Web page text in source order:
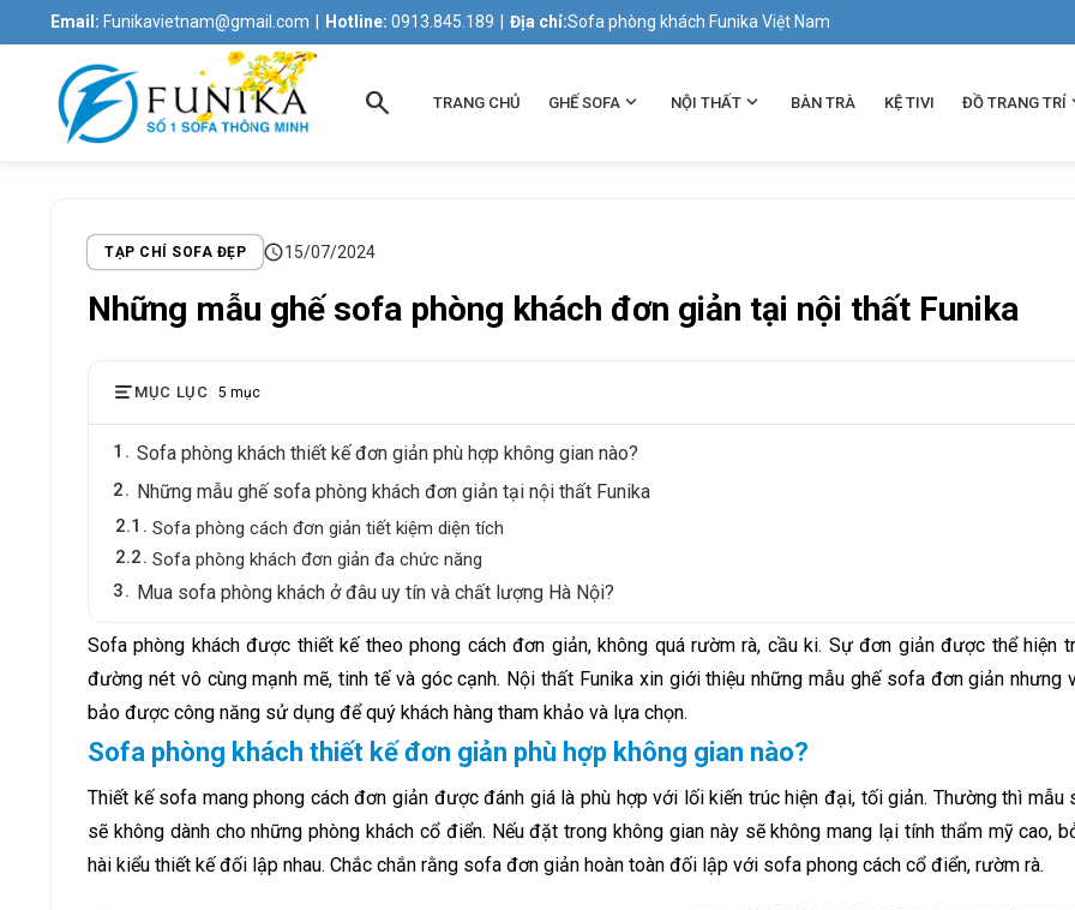
Email: Funikavietnam@gmail.com Hotline: 0913.845.189 Địa chỉ:Sofa phòng khách Funika Việt Nam
search TRANG CHỦ GHẾ SOFA NỘI THẤT BÀN TRÀ KỆ TIVI ĐỒ TRANG TRÍ
TẠP CHÍ SOFA ĐẸP schedule15/07/2024
Những mẫu ghế sofa phòng khách đơn giản tại nội thất Funika
MỤC LỤC 5 mục
1 Sofa phòng khách thiết kế đơn giản phù hợp không gian nào?
2 Những mẫu ghế sofa phòng khách đơn giản tại nội thất Funika
2.1
Sofa phòng cách đơn giản tiết kiệm diện tích
2.2 Sofa phòng khách đơn giản đa chức năng
3
Mua sofa phòng khách ở đâu uy tín và chất lượng Hà Nội?
Sofa phòng khách được thiết kế theo phong cách đơn giản, không quá rườm rà, cầu ki. Sự đơn giản được thể hiện
đường nét vô cùng mạnh mẽ, tinh tế và góc cạnh. Nội thất Funika xin giới thiệu những mẫu ghế sofa đơn giản nhưng
bảo được công năng sử dụng để quý khách hàng tham khảo và lựa chọn.
Sofa phòng khách thiết kế đơn giản phù hợp không gian nào?
Thiết kế sofa mang phong cách đơn giản được đánh giá là phù hợp với lối kiến trúc hiện đại, tối giản. Thường thì mẫu
sẽ không dành cho những phòng khách cổ điển. Nếu đặt trong không gian này sẽ không mang lại tính thẩm mỹ cao,
hài kiểu thiết kế đối lập nhau. Chắc chắn rằng sofa đơn giản hoàn toàn đối lập với sofa phong cách cổ điển, rườm rà.